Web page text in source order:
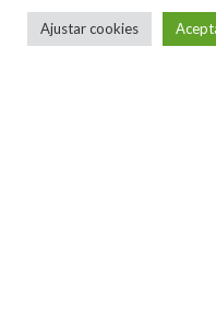
Estados Unidos,
Bretaña o Rusia. Se
Ajustar cookies